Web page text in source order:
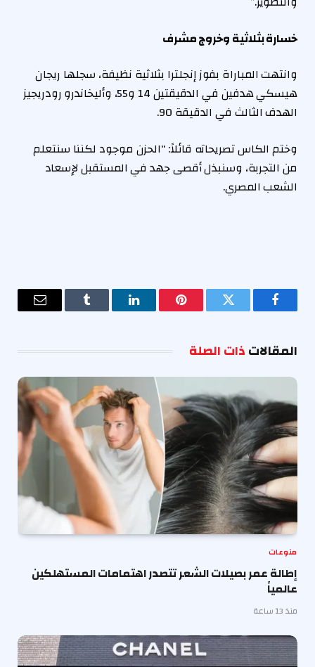
خسارة بثلاثية وخروج مشرف
وانتهت المباراة بفوز إنجلترا بثلاثية نظيفة، سجلها ريجان
هيسكي هدفين في الدقيقتين 14 و55، وأليخاندرو رودريجيز
الهدف الثالث في الدقيقة 90.
وختم الكاس تصريحاته قائلاً: “الحزن موجود لكننا سنتعلم
من التجربة، وسنبذل أقصى جهد في المستقبل لإسعاد
الشعب المصري.
فيسبوك تويتر بينتيريستلينكدإن Tumblr
البريد
المقالاتذات الصلة
منوعات
إطالة عمر بصيلات الشعر تتصدر اهتمامات المستهلكين
عالمياً
منذ 13 ساعة